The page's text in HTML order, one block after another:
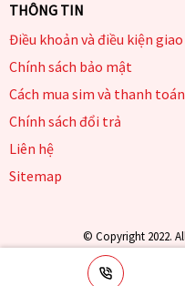
THÔNG TIN
Điều khoản và điều kiện
Chính sách bảo mật
Cách mua sim và thanh toán
Chính sách đổi trả
Liên hệ
Sitemap
© Copyright 2022.